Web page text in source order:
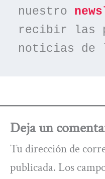
nuestro
recibir las
noticias de
Deja un
Tu dirección de
publicada. Los